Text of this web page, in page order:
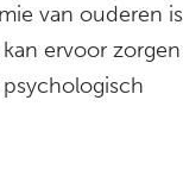
van ouderen is
ervoor zorgen